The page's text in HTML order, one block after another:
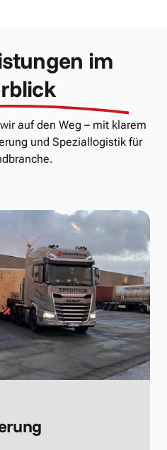
im
auf den Weg – mit klarem
und Spezial­logistik für